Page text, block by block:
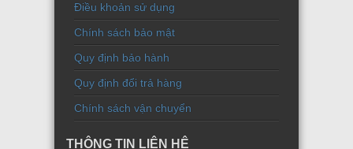
Điều khoản sử dụng
Chính sách bảo mật
Quy định bảo hành
Quy định đổi trả hàng
Chính sách vận chuyển
THÔNG TIN LIÊN HỆ